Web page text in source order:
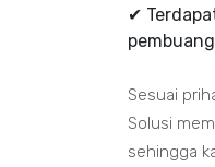
✔
Sesuai
Solusi
sehingga